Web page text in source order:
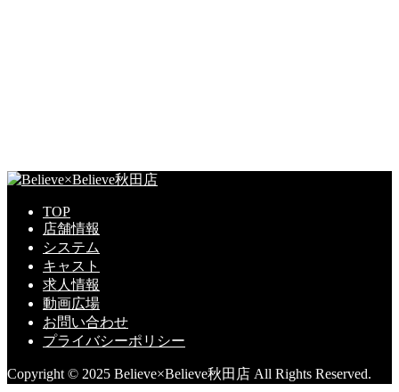
TOP
店舗情報
システム
キャスト
求人情報
動画広場
お問い合わせ
プライバシーポリシー
Copyright © 2025 Believe×Believe秋田店 All Rights Reserved.